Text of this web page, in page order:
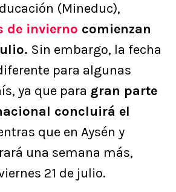
(Mineduc),
de invierno comienzan
Sin embargo, la fecha
para algunas
ya que para gran parte
concluirá el
que en Aysén y
una semana más,
21 de julio.